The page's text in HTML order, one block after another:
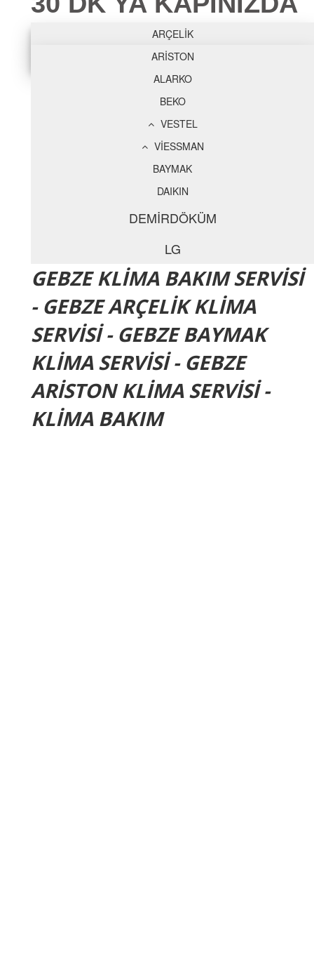
ARÇELİK
ARİSTON
ALARKO
BEKO
VESTEL
VİESSMAN
BAYMAK
DAIKIN
DEMİRDÖKÜM
LG
GEBZE KLİMA BAKIM SERVİSİ
- GEBZE ARÇELİK KLİMA
SERVİSİ - GEBZE BAYMAK
KLİMA SERVİSİ - GEBZE
ARİSTON KLİMA SERVİSİ -
KLİMA BAKIM